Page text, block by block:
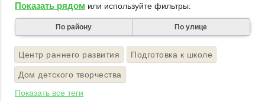
Показать рядом или используйте фильтры:
По району По улице
Центр раннего развития Подготовка к школе
Дом детского творчества
Показать все теги